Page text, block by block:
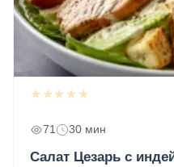
★★★★★
71 30 мин
Салат Цезарь с